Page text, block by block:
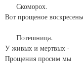
Скоморох.
Вот прощеное
Потешница.
У живых и мертвых -
Прощения просим мы